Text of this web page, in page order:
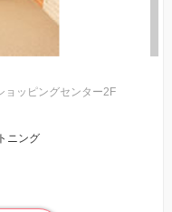
ョッピングセンター2F
ニング